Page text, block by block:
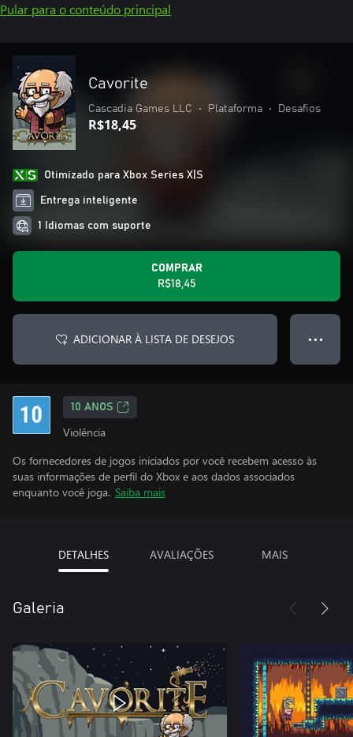
Pular para o conteúdo principal
Cavorite
Cascadia Games LLC • Plataforma • Desafios
R$18,45
Otimizado para Xbox Series X|S
Entrega inteligente
1 Idiomas com suporte
COMPRAR
R$18,45
ADICIONAR À LISTA DE DESEJOS ● ● ●
10 ANOS
Violência
Os fornecedores de jogos iniciados por você recebem acesso às
suas informações de perfil do Xbox e aos dados associados
enquanto você joga. Saiba mais
DETALHES AVALIAÇÕES MAIS
Galeria